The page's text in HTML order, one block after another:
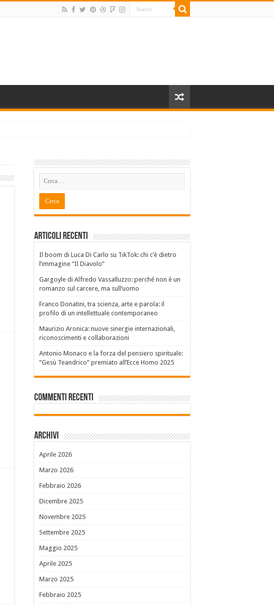
Articoli recenti
Il boom di Luca Di Carlo su TikTok: chi c’è dietro
l’immagine “Il Diavolo”
Gargoyle di Alfredo Vassalluzzo: perché non è un
romanzo sul carcere, ma sull’uomo
Franco Donatini, tra scienza, arte e parola: il
profilo di un intellettuale contemporaneo
Maurizio Aronica: nuove sinergie internazionali,
riconoscimenti e collaborazioni
Antonio Monaco e la forza del pensiero spirituale:
“Gesù Teandrico” premiato all’Ecce Homo 2025
Commenti recenti
Archivi
Aprile 2026
Marzo 2026
Febbraio 2026
Dicembre 2025
Novembre 2025
Settembre 2025
Maggio 2025
Aprile 2025
Marzo 2025
Febbraio 2025